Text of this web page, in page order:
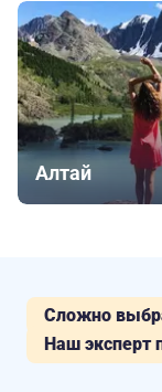
Алтай
Сложно
Наш эксперт